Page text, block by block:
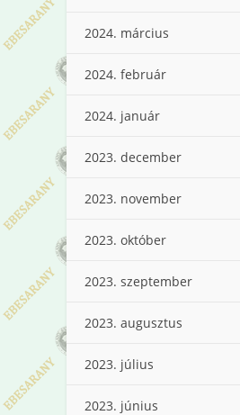
2024. március
2024. február
2024. január
2023. december
2023. november
2023. október
2023. szeptember
2023. augusztus
2023. július
2023. június